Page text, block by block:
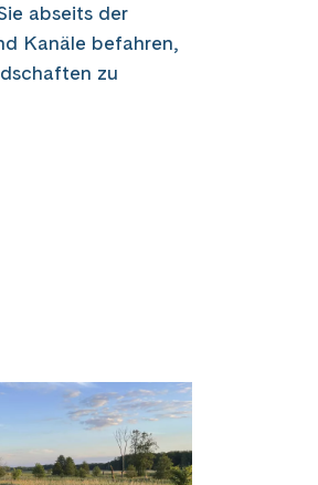
abseits der
Kanäle befahren,
zu